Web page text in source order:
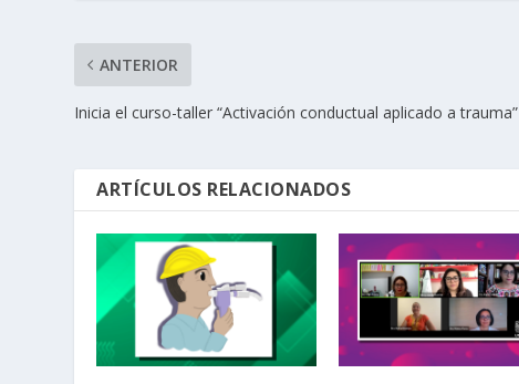
ANTERIOR
Inicia el curso-taller “Activación conductual aplicado a trauma”
ARTÍCULOS RELACIONADOS